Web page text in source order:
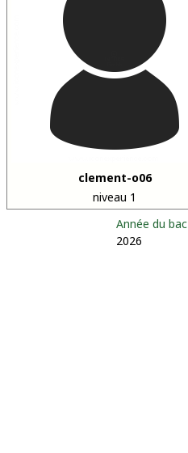
clement-o06
niveau 1
Année du bac
2026